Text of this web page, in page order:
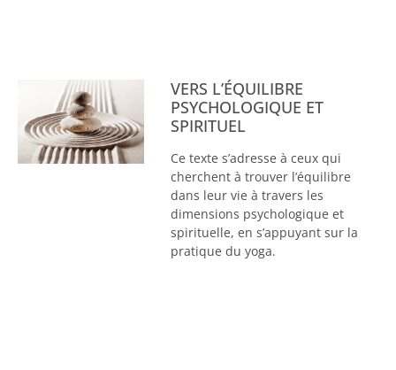
VERS L’ÉQUILIBRE
PSYCHOLOGIQUE ET
SPIRITUEL
Ce texte s’adresse à ceux qui
cherchent à trouver l’équilibre
dans leur vie à travers les
dimensions psychologique et
spirituelle, en s’appuyant sur la
pratique du yoga.